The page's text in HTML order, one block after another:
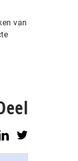
van